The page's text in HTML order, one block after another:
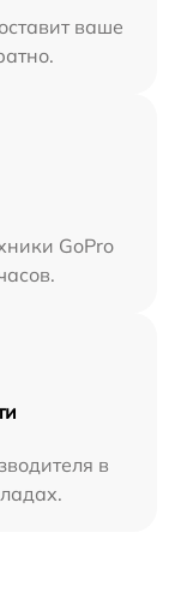
ваше
GoPro
в